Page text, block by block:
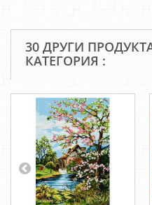
30 ДРУГИ
КАТЕГОРИЯ :